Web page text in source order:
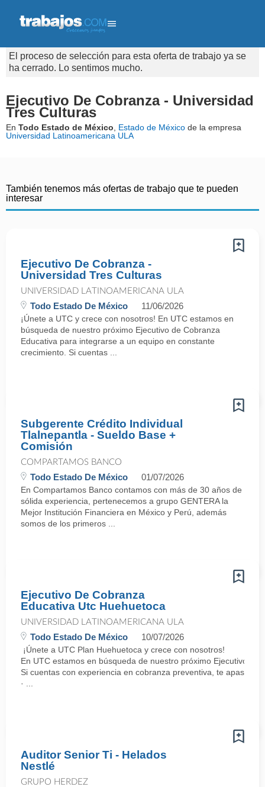
El proceso de selección para esta oferta de trabajo ya se
ha cerrado. Lo sentimos mucho.
Ejecutivo De Cobranza - Universidad
Tres Culturas
En Todo Estado de México Estado de México de la empresa
Universidad Latinoamericana ULA
También tenemos más ofertas de trabajo que te pueden
interesar
Ejecutivo De Cobranza -
Universidad Tres Culturas
UNIVERSIDAD LATINOAMERICANA ULA
Todo Estado De México 11/06/2026
¡Únete a UTC y crece con nosotros! En UTC estamos en
búsqueda de nuestro próximo Ejecutivo de Cobranza
Educativa para integrarse a un equipo en constante
crecimiento. Si cuentas ...
Subgerente Crédito Individual
Tlalnepantla - Sueldo Base +
Comisión
COMPARTAMOS BANCO
Todo Estado De México 01/07/2026
En Compartamos Banco contamos con más de 30 años de
sólida experiencia, pertenecemos a grupo GENTERA la
Mejor Institución Financiera en México y Perú, además
somos de los primeros ...
Ejecutivo De Cobranza
Educativa Utc Huehuetoca
UNIVERSIDAD LATINOAMERICANA ULA
Todo Estado De México 10/07/2026
¡Únete a UTC Plan Huehuetoca y crece con nosotros!
En UTC estamos en búsqueda de nuestro próximo Ejecutivo
Si cuentas con experiencia en cobranza preventiva, te
· ...
Auditor Senior Ti - Helados
Nestlé
GRUPO HERDEZ